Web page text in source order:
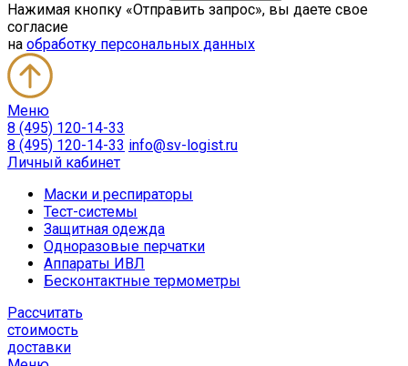
Нажимая кнопку «Отправить запрос», вы даете свое
согласие
на обработку персональных данных
Меню
8 (495) 120-14-33
8 (495) 120-14-33 info@sv-logist.ru
Личный кабинет
Маски и респираторы
Тест-системы
Защитная одежда
Одноразовые перчатки
Аппараты ИВЛ
Бесконтактные термометры
Расcчитать
стоимость
доставки